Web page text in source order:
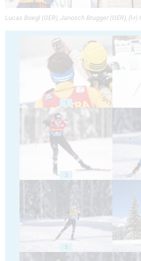
Lucas Boegl (GER), Janosch Brugger (GER), (l-
1
3
5